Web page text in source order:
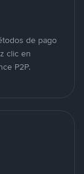
de pago
clic en
P2P.